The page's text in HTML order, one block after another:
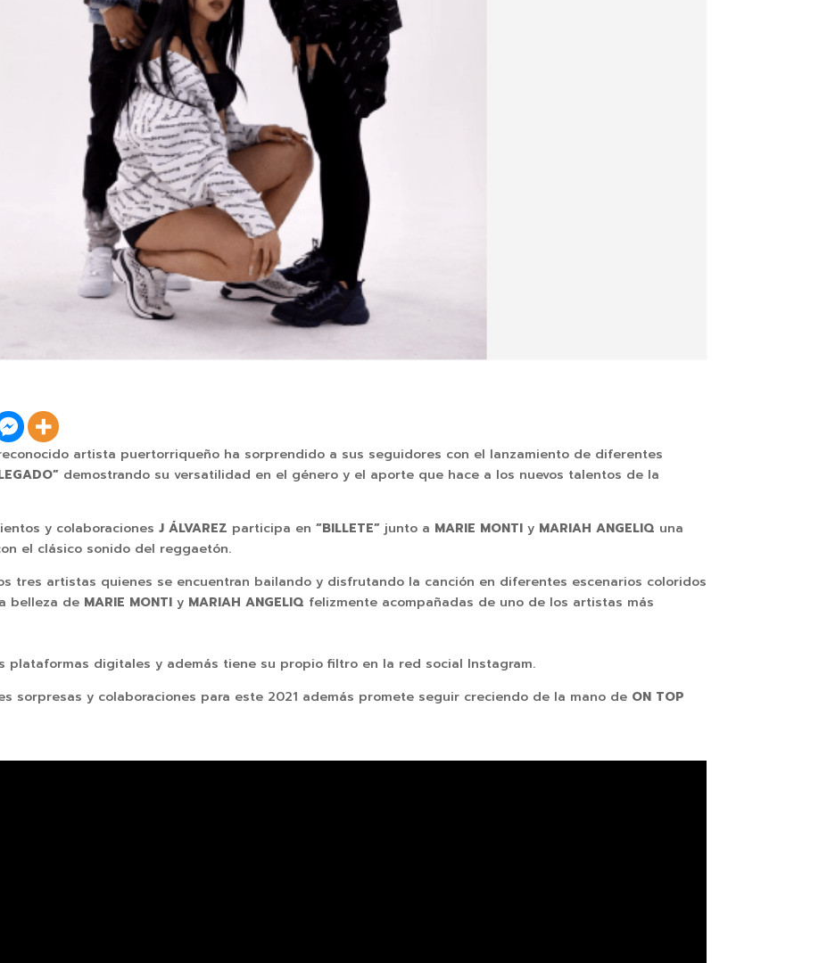
artista puertorriqueño ha sorprendido a sus seguidores con el lanzamiento de diferentes
demostrando su versatilidad en el género y el aporte que hace a los nuevos talentos de la
y colaboracionesJ ÁLVAREZ participa en“BILLETE” junto a MARIE MONTI y MARIAH ANGELIQ una
el clásico sonido del reggaetón.
tres artistas quienes se encuentran bailando y disfrutando la canción en diferentes escenarios coloridos
belleza de MARIE MONTI y MARIAH ANGELIQ felizmente acompañadas de uno de los artistas más
plataformas digitales y además tiene su propio filtro en la red social Instagram.
sorpresas y colaboraciones para este 2021 además promete seguir creciendo de la mano de ON TOP